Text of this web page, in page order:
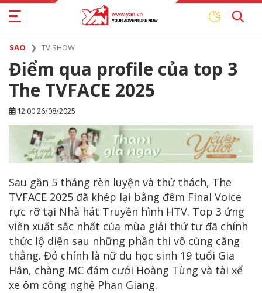
SAO TV SHOW
Điểm qua profile của top 3
The TVFACE 2025
12:00 26/08/2025
Sau gần 5 tháng rèn luyện và thử thách, The
TVFACE 2025 đã khép lại bằng đêm Final Voice
rực rỡ tại Nhà hát Truyền hình HTV. Top 3 ứng
viên xuất sắc nhất của mùa giải thứ tư đã chính
thức lộ diện sau những phần thi vô cùng căng
thẳng. Đó chính là nữ du học sinh 19 tuổi Gia
Hân, chàng MC đám cưới Hoàng Tùng và tài xế
xe ôm công nghệ Phan Giang.